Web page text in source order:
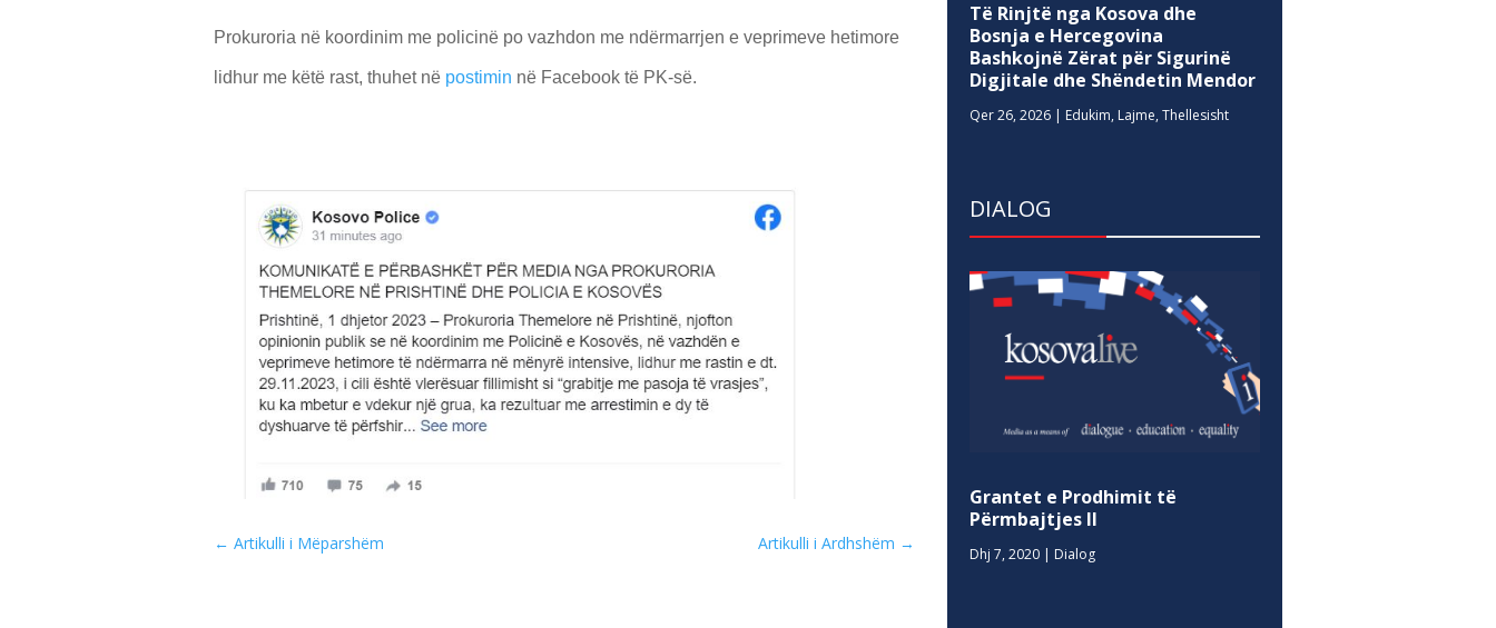
Prokuroria në koordinim me policinë po vazhdon me ndërmarrjen e veprimeve hetimore
lidhur me këtë rast, thuhet në postimin në Facebook të PK-së.
← Artikulli i Mëparshëm Artikulli i Ardhshëm →
Të Rinjtë nga Kosova dhe
Bosnja e Hercegovina
Bashkojnë Zërat për Sigurinë
Digjitale dhe Shëndetin Mendor
Qer 26, 2026 | Edukim, Lajme,Thellesisht
DIALOG
Grantet e Prodhimit të
Përmbajtjes II
Dhj 7, 2020 | Dialog